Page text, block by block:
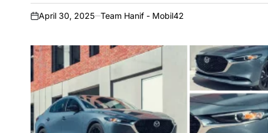
on
April 30, 2025 Team Hanif - Mobil42